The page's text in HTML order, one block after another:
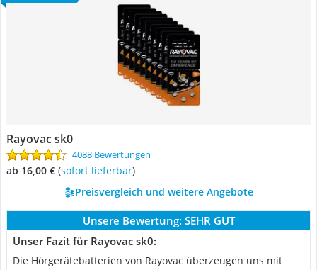
Rayovac sk0
4088 Bewertungen
ab 16,00 € ( Sofort lieferbar)
Preisvergleich und weitere Angebote
Unsere Bewertung: SEHR GUT
Unser Fazit für Rayovac sk0:
Die Hörgerätebatterien von Rayovac überzeugen uns mit